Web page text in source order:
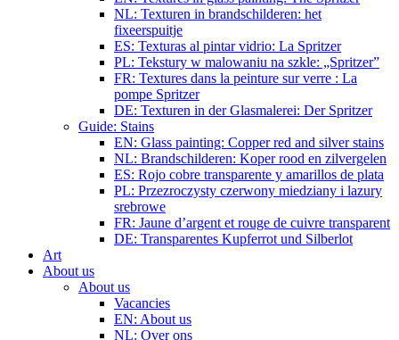
NL: Texturen in brandschilderen: het
fixeerspuitje
ES: Texturas al pintar vidrio: La Spritzer
PL: Tekstury w malowaniu na szkle: „Spritzer”
FR: Textures dans la peinture sur verre : La
pompe Spritzer
DE: Texturen in der Glasmalerei: Der Spritzer
Guide: Stains
EN: Glass painting: Copper red and silver stains
NL: Brandschilderen: Koper rood en zilvergelen
ES: Rojo cobre transparente y amarillos de plata
PL: Przezroczysty czerwony miedziany i lazury
srebrowe
FR: Jaune d’argent et rouge de cuivre transparent
DE: Transparentes Kupferrot und Silberlot
Art
About us
About us
Vacancies
EN: About us
NL: Over ons